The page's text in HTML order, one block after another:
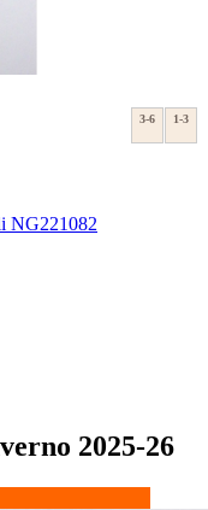
1-3
3-6
NG221082
2025-26